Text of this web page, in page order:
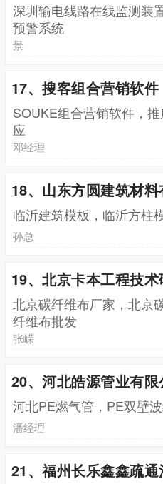
深圳输电线路在线监测装
预警系统
景
17、搜客组合营销软件
SOUKE组合营销软件，
应
邓经理
18、山东方圆建筑材
临沂建筑模板，临沂方柱
孙总
19、北京卡本工程技
北京碳纤维布厂家，北京
纤维布批发
张嵘
20、河北皓源管业有
河北PE燃气管，PE双壁
潘经理
21、福州长乐鑫鑫疏